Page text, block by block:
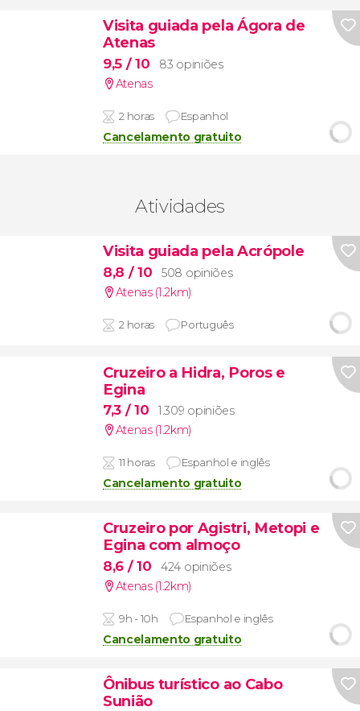
Visita guiada pela Ágora de
Atenas
9,5 / 10
83 opiniões
Atenas
2 horas Espanhol
Cancelamento gratuito
Atividades
Visita guiada pela Acrópole
8,8 / 10
508 opiniões
Atenas (1.2km)
2 horas Português
Cruzeiro a Hidra, Poros e
Egina
7,3 / 10
1.309 opiniões
Atenas (1.2km)
11 horas Espanhol e inglês
Cancelamento gratuito
Cruzeiro por Agistri, Metopi e
Egina com almoço
8,6 / 10
424 opiniões
Atenas (1.2km)
9h - 10h Espanhol e inglês
Cancelamento gratuito
Ônibus turístico ao Cabo
Sunião